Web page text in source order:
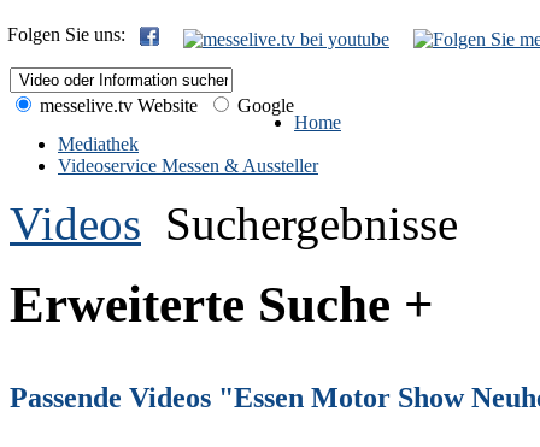
Folgen Sie uns:
messelive.tv Website
Google
Home
Mediathek
Videoservice Messen & Aussteller
Videos Suchergebnisse
Erweiterte Suche +
Passende Videos "Essen Motor Show